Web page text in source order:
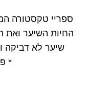
ספריי טקסטורה
החיות השיער
שיער לא דביקה
*